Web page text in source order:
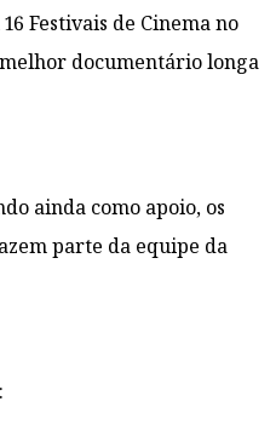
Festivais de Cinema no
documentário longa
ainda como apoio, os
parte da equipe da